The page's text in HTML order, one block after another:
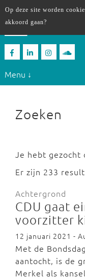
Menu ↓
Zoeken
Je hebt gezocht
Er zijn 233
Achtergrond
CDU gaat
voorzitter
12 januari 2021 -
Met de
aantocht, is de
Merkel als
Op deze site worden
akkoord gaan?